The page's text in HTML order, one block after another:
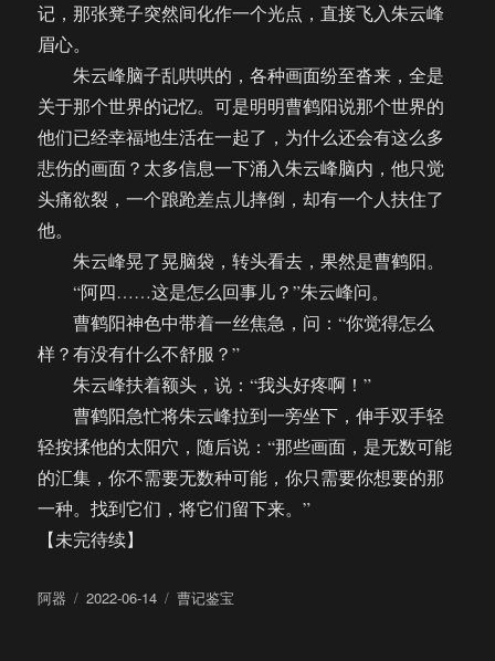
记，那张凳子突然间化作一个光点，直接飞入朱云峰
眉心。
朱云峰脑子乱哄哄的，各种画面纷至沓来，全是
关于那个世界的记忆。可是明明曹鹤阳说那个世界的
他们已经幸福地生活在一起了，为什么还会有这么多
悲伤的画面？太多信息一下涌入朱云峰脑内，他只觉
头痛欲裂，一个踉跄差点儿摔倒，却有一个人扶住了
他。
朱云峰晃了晃脑袋，转头看去，果然是曹鹤阳。
“阿四……这是怎么回事儿？”朱云峰问。
曹鹤阳神色中带着一丝焦急，问：“你觉得怎么
样？有没有什么不舒服？”
朱云峰扶着额头，说：“我头好疼啊！”
曹鹤阳急忙将朱云峰拉到一旁坐下，伸手双手轻
轻按揉他的太阳穴，随后说：“那些画面，是无数可能
的汇集，你不需要无数种可能，你只需要你想要的那
一种。找到它们，将它们留下来。”
【未完待续】
作
阿器
发
2022-06-14
分
曹记鉴宝